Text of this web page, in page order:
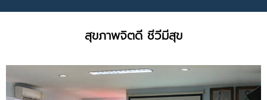
สุขภาพจิตดี ชีวีมีสุข